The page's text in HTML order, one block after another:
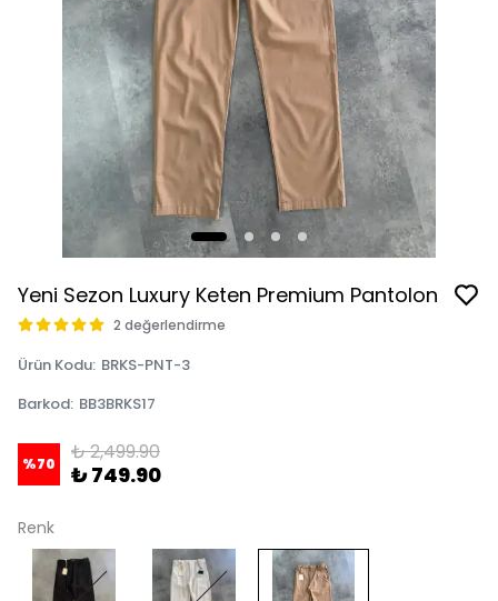
Yeni Sezon Luxury Keten Premium Pantolon
2 değerlendirme
Ürün Kodu: BRKS-PNT-3
Barkod: BB3BRKS17
%70 ₺ 2,499.90
₺ 749.90
Renk